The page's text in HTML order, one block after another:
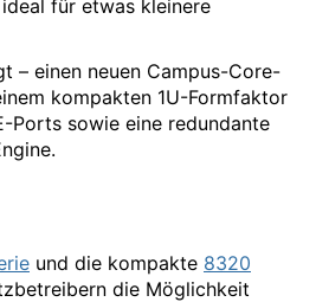
für etwas kleinere
– einen neuen Campus-Core-
kompakten 1U-Formfaktor
Ports sowie eine redundante
und die kompakte 8320
die Möglichkeit